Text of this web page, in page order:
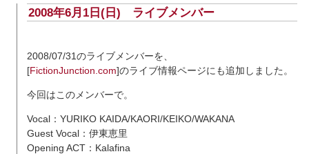
2008年6月1日(日) ライブメンバー
2008/07/31のライブメンバーを、
[FictionJunction.com]のライブ情報ページにも追加しました。
今回はこのメンバーで。
Vocal：YURIKO KAIDA/KAORI/KEIKO/WAKANA
Guest Vocal：伊東恵里
Opening ACT：Kalafina